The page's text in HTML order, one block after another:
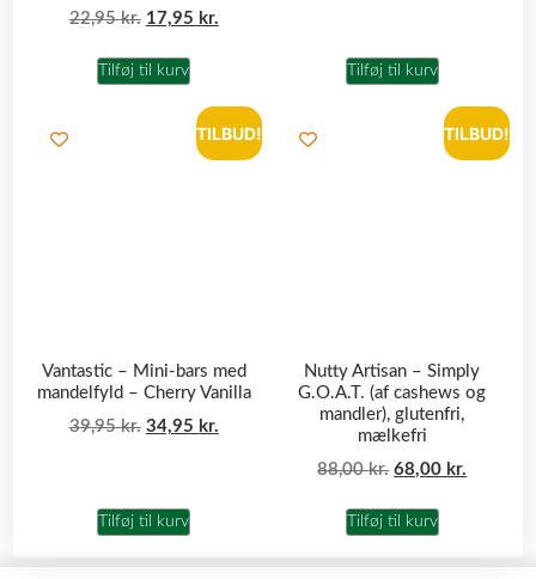
22,95kr. 17,95 kr.
Tilføj til kurv Tilføj til kurv
TILBUD!
Vantastic – Mini-bars med
mandelfyld – Cherry Vanilla
39,95kr. 34,95 kr.
Tilføj til kurv
TILBUD!
Nutty Artisan – Simply
G.O.A.T. (af cashews og
mandler), glutenfri,
mælkefri
88,00kr. 68,00 kr.
Tilføj til kurv